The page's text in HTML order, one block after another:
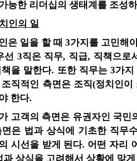
능한 리더십의 생태계를 조성
인의 일
은 일을 할 때 3가지를 고민해
선 3직은 직무, 직급, 직책으로
을 말한다. 또한 직무는3가지
직적인 측면은 조직(정치인이
한다.
고객의 측면은 유권자인 국
면은 법과 상식에 기초한 직무
시선을 받게 된다. 어떤 자리
과 상식을 고려해서 상황에 맞